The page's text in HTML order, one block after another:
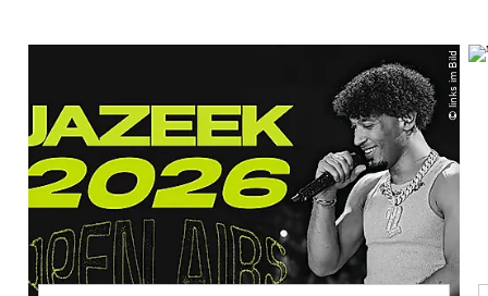
© links im Bild